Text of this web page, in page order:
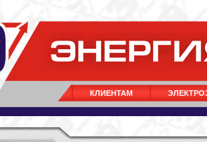
КЛИЕНТАМ